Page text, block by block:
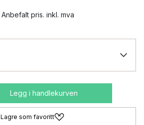
Anbefalt pris. inkl. mva
Legg i handlekurven
Lagre som favoritt